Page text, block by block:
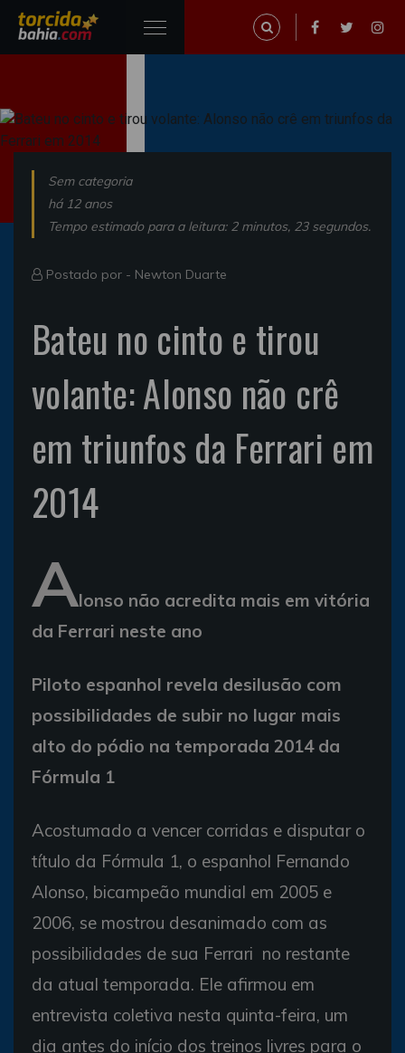
Sem categoria
há 12 anos
Tempo estimado para a leitura: 2 minutos, 23 segundos.
Postado por - Newton Duarte
Bateu no cinto e tirou
volante: Alonso não crê
em triunfos da Ferrari em
2014
Alonso não acredita mais em vitória
da Ferrari neste ano
Piloto espanhol revela desilusão com
possibilidades de subir no lugar mais
alto do pódio na temporada 2014 da
Fórmula 1
Acostumado a vencer corridas e disputar o
título da Fórmula 1, o espanhol Fernando
Alonso, bicampeão mundial em 2005 e
2006, se mostrou desanimado com as
possibilidades de sua Ferrari no restante
da atual temporada. Ele afirmou em
entrevista coletiva nesta quinta-feira, um
dia antes do início dos treinos livres para o